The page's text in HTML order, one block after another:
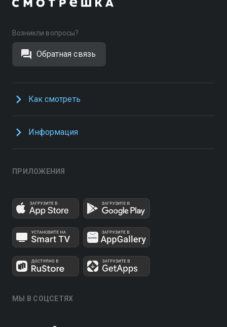
Возникли вопросы?
Обратная связь
Как смотреть
Информация
ПРИЛОЖЕНИЯ
МЫ В СОЦСЕТЯХ